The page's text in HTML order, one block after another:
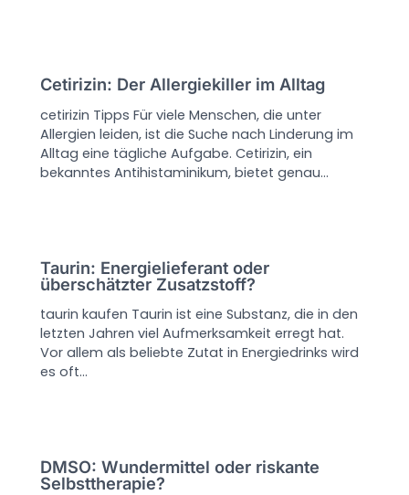
Cetirizin: Der Allergiekiller im Alltag
cetirizin Tipps Für viele Menschen, die unter
Allergien leiden, ist die Suche nach Linderung im
Alltag eine tägliche Aufgabe. Cetirizin, ein
bekanntes Antihistaminikum, bietet genau…
Taurin: Energielieferant oder
überschätzter Zusatzstoff?
taurin kaufen Taurin ist eine Substanz, die in den
letzten Jahren viel Aufmerksamkeit erregt hat.
Vor allem als beliebte Zutat in Energiedrinks wird
es oft…
DMSO: Wundermittel oder riskante
Selbsttherapie?